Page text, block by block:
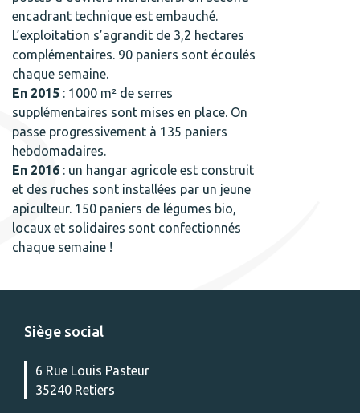
encadrant technique est embauché.
L’exploitation s’agrandit de 3,2 hectares
complémentaires. 90 paniers sont écoulés
chaque semaine.
En 2015 : 1000 m² de serres
supplémentaires sont mises en place. On
passe progressivement à 135 paniers
hebdomadaires.
En 2016 : un hangar agricole est construit
et des ruches sont installées par un jeune
apiculteur. 150 paniers de légumes bio,
locaux et solidaires sont confectionnés
chaque semaine !
Siège social
6 Rue Louis Pasteur
35240 Retiers